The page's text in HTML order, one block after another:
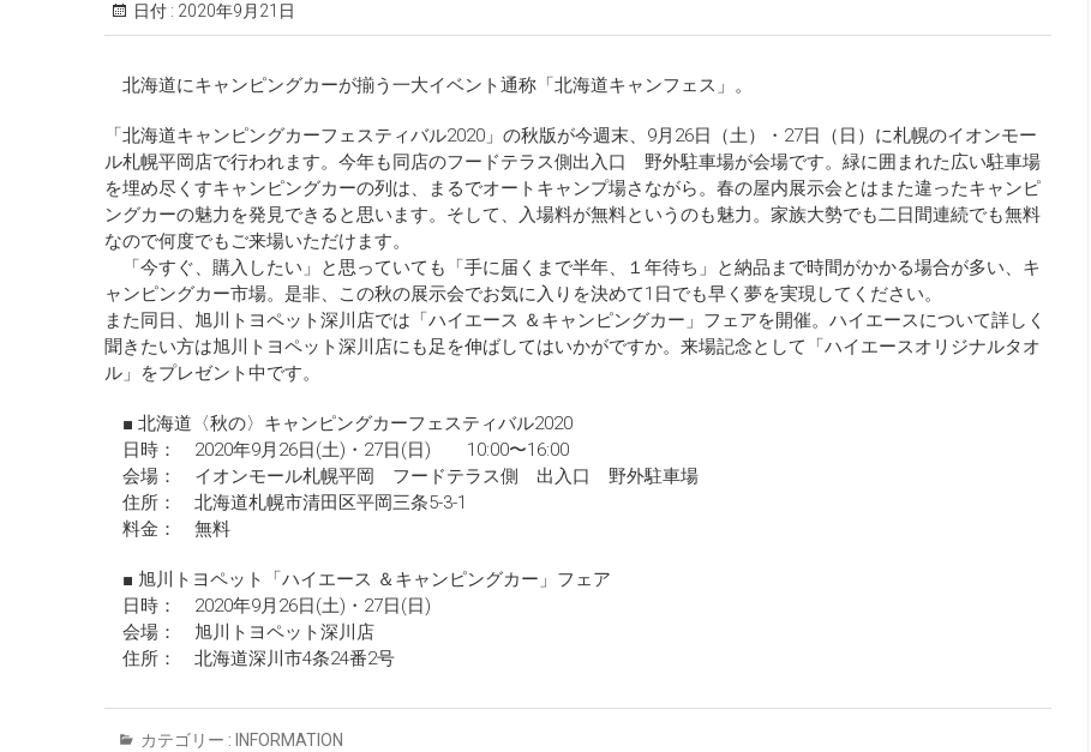
日付 : 2020年9月21日
北海道にキャンピングカーが揃う一大イベント通称「北海道キャンフェス」。
「北海道キャンピングカーフェスティバル2020」の秋版が今週末、9月26日（土）・27日（日）に札幌のイオンモー
ル札幌平岡店で行われます。今年も同店のフードテラス側出入口 野外駐車場が会場です。緑に囲まれた広い駐車場
を埋め尽くすキャンピングカーの列は、まるでオートキャンプ場さながら。春の屋内展示会とはまた違ったキャンピ
ングカーの魅力を発見できると思います。そして、入場料が無料というのも魅力。家族大勢でも二日間連続でも無料
なので何度でもご来場いただけます。
「今すぐ、購入したい」と思っていても「手に届くまで半年、１年待ち」と納品まで時間がかかる場合が多い、キ
ャンピングカー市場。是非、この秋の展示会でお気に入りを決めて1日でも早く夢を実現してください。
また同日、旭川トヨペット深川店では「ハイエース ＆キャンピングカー」フェアを開催。ハイエースについて詳しく
聞きたい方は旭川トヨペット深川店にも足を伸ばしてはいかがですか。来場記念として「ハイエースオリジナルタオ
ル」をプレゼント中です。
■ 北海道〈秋の〉キャンピングカーフェスティバル2020
日時： 2020年9月26日(土)・27日(日) 10:00〜16:00
会場： イオンモール札幌平岡 フードテラス側 出入口 野外駐車場
住所： 北海道札幌市清田区平岡三条5-3-1
料金： 無料
■ 旭川トヨペット「ハイエース ＆キャンピングカー」フェア
日時： 2020年9月26日(土)・27日(日)
会場： 旭川トヨペット深川店
住所： 北海道深川市4条24番2号
カテゴリー : INFORMATION